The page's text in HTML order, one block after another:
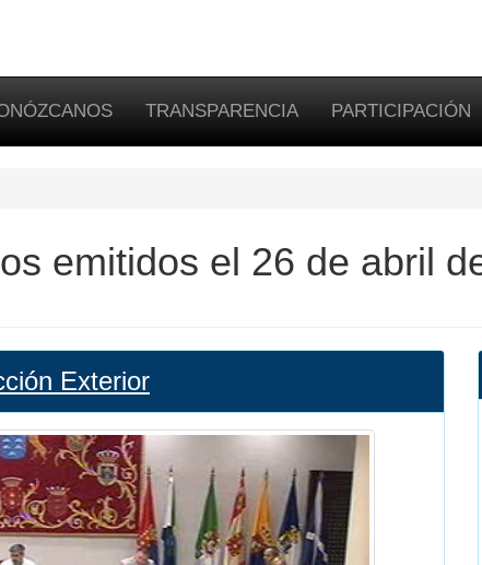
TRANSPARENCIA PARTICIPACIÓN
emitidos el 26 de abril
Exterior